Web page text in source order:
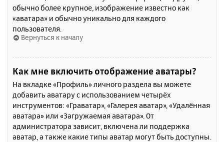
обычно более крупное, изображение известно как
«аватара» и обычно уникально для каждого
пользователя.
Вернуться к началу
Как мне включить отображение аватары?
На вкладке «Профиль» личного раздела вы можете
добавить аватару с использованием четырёх
инструментов: «Граватар», «Галерея аватар», «Удалённая
аватара» или «Загружаемая аватара». От
администратора зависит, включена ли поддержка
аватар, а также какие типы аватар могут быть доступны.